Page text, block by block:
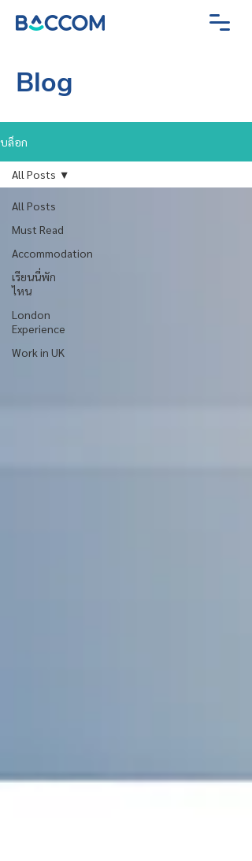
Blog
บล็อก
All Posts
Must Read
Accommodation
เรียนนี่พัก
ไหน
London
Experience
Work in UK
All Posts